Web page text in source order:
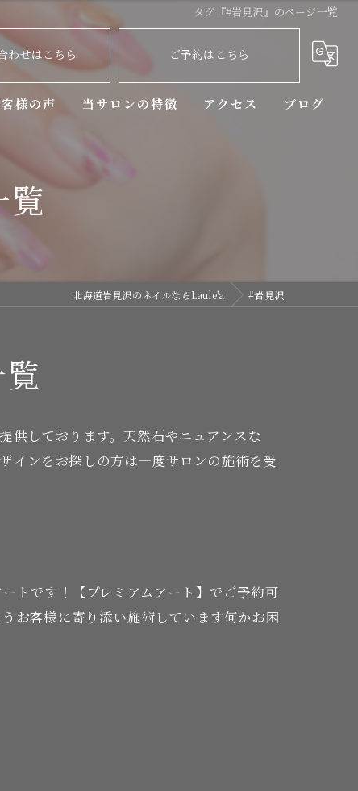
タグ『#岩見沢』のページ一覧
わせはこちら ご予約はこちら
様の声 当サロンの特徴
ニュアンス
定額
アクセス ブログ
覧
北海道岩見沢のネイルならLaule'a #岩見沢
供しております。天然石やニュアンスな
インをお探しの方は一度サロンの施術を受
トです！【プレミアムアート】でご予約可
お客様に寄り添い施術しています何かお困